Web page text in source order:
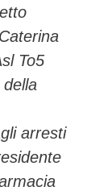
To5
arresti